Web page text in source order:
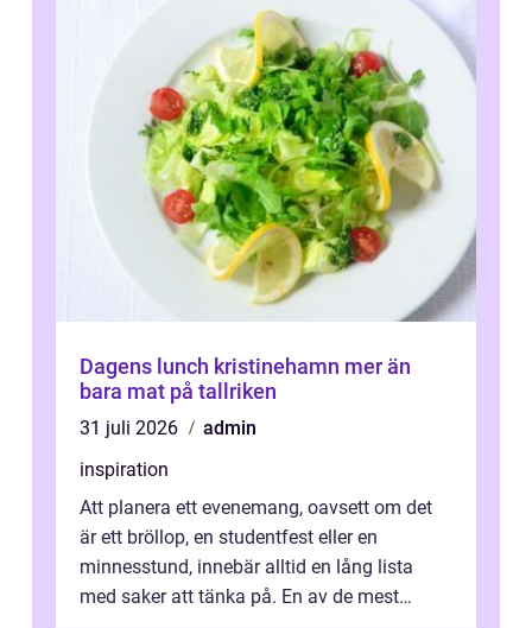
Dagens lunch kristinehamn mer än
bara mat på tallriken
31 juli 2026
admin
inspiration
Att planera ett evenemang, oavsett om det
är ett bröllop, en studentfest eller en
minnesstund, innebär alltid en lång lista
med saker att tänka på. En av de mest